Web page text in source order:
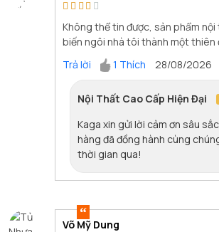
Không thể tin được, sản phẩm nội
biến ngôi nhà tôi thành một thiên
Trả lời
1 Thích 28/08/2026
Nội Thất Cao Cấp Hiện Đại
Kaga xin gửi lời cảm ơn sâu
hàng đã đồng hành cùng
thời gian qua!
Võ Mỹ Dung